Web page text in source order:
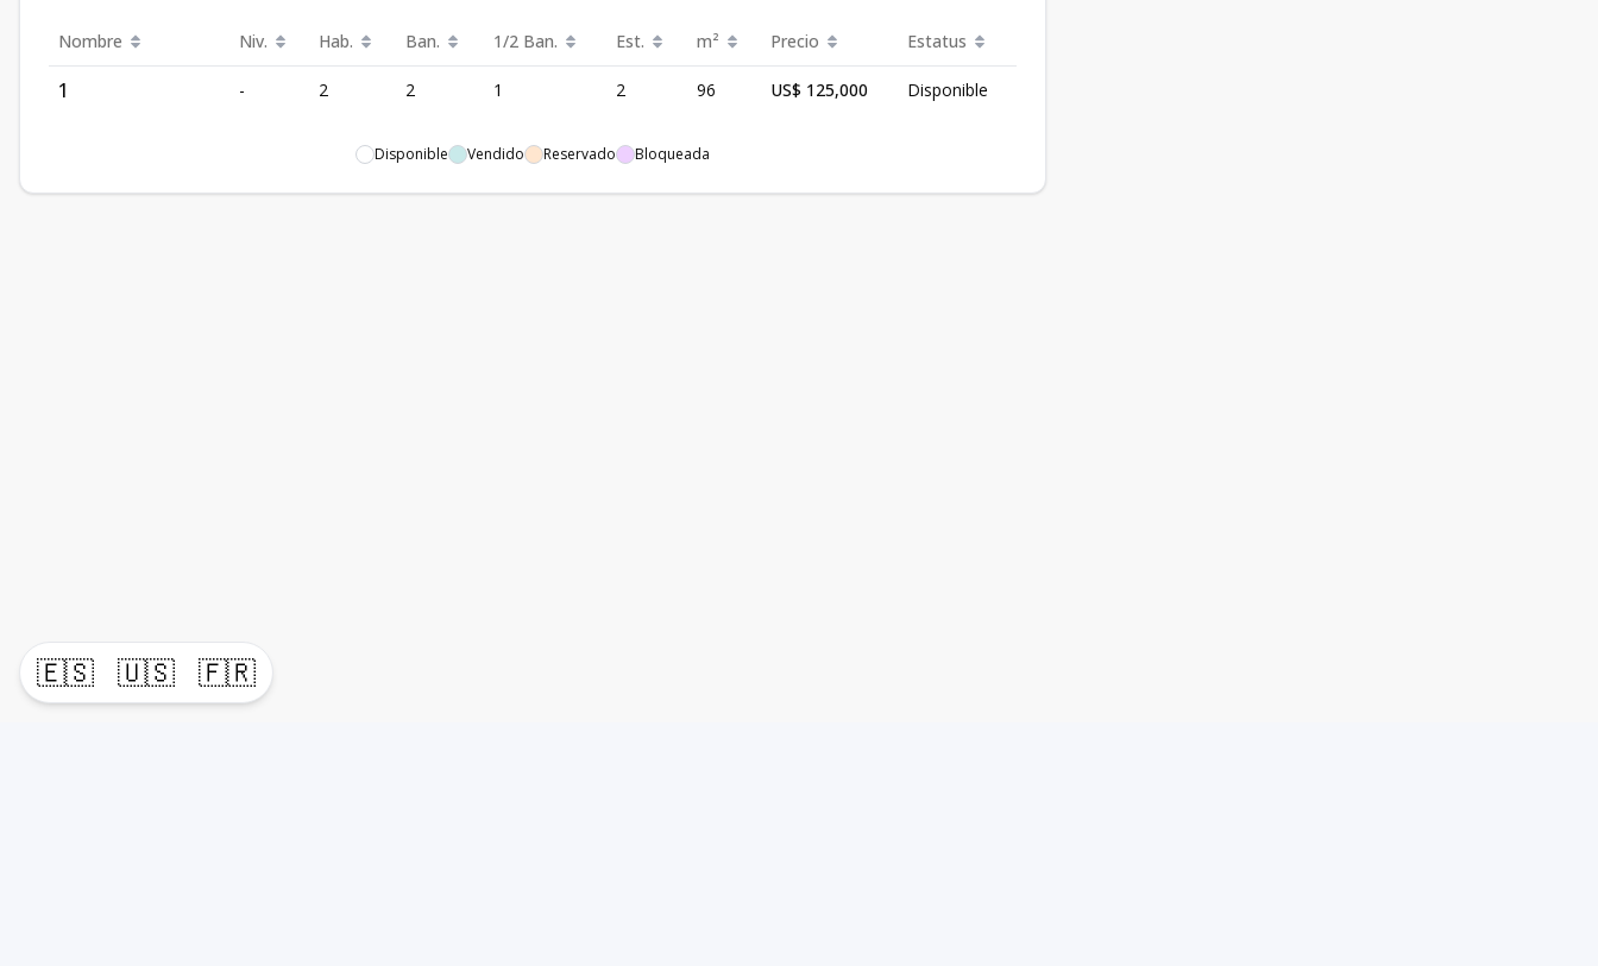
🇪🇸 🇺🇸 🇫🇷
Nombre Niv. Hab. Ban. 1/2 Ban. Est. m² Precio Estatus
1 - 2 2 1 2 96 US$ 125,000 Disponible
Disponible Vendido Reservado Bloqueada